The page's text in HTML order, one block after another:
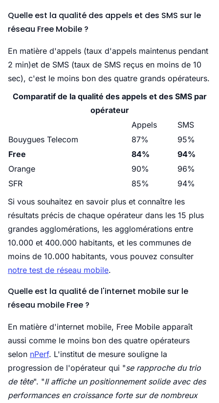
Quelle est la qualité des appels et des SMS sur le
réseau Free Mobile ?
En matière d'appels (taux d'appels maintenus pendant
2 min)et de SMS (taux de SMS reçus en moins de 10
sec), c'est le moins bon des quatre grands opérateurs.
Comparatif de la qualité des appels et des SMS par
opérateur
Appels
SMS
Bouygues Telecom
87%
95%
Free
84%
94%
Orange
90%
96%
SFR
85%
94%
Si vous souhaitez en savoir plus et connaître les
résultats précis de chaque opérateur dans les 15 plus
grandes agglomérations, les agglomérations entre
10.000 et 400.000 habitants, et les communes de
moins de 10.000 habitants, vous pouvez consulter
notre test de réseau mobile.
Quelle est la qualité de l'internet mobile sur le
réseau mobile Free ?
En matière d'internet mobile, Free Mobile apparaît
aussi comme le moins bon des quatre opérateurs
selon nPerf. L'institut de mesure souligne la
progression de l'opérateur qui "se rapproche du trio
de tête". "Il affiche un positionnement solide avec des
performances en croissance forte sur de nombreux